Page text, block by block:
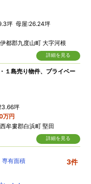
坪 母屋:26.24坪
都郡九度山町 大字河根
詳細を見る
１島売り物件、プライベー
坪
万円
牟婁郡白浜町 堅田
詳細を見る
専有面積 3件